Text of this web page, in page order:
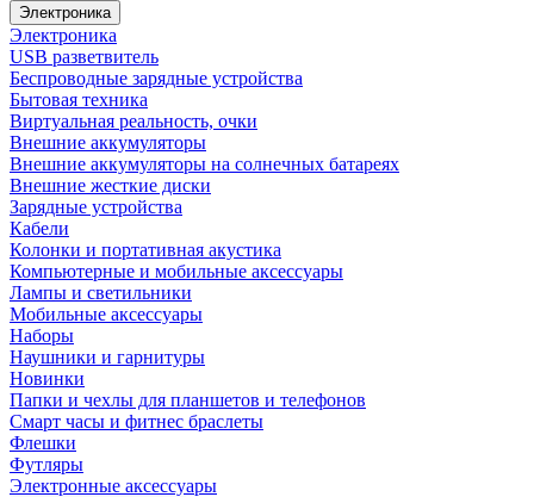
Электроника
Электроника
USB разветвитель
Беспроводные зарядные устройства
Бытовая техника
Виртуальная реальность, очки
Внешние аккумуляторы
Внешние аккумуляторы на солнечных батареях
Внешние жесткие диски
Зарядные устройства
Кабели
Колонки и портативная акустика
Компьютерные и мобильные аксессуары
Лампы и светильники
Мобильные аксессуары
Наборы
Наушники и гарнитуры
Новинки
Папки и чехлы для планшетов и телефонов
Смарт часы и фитнес браслеты
Флешки
Футляры
Электронные аксессуары